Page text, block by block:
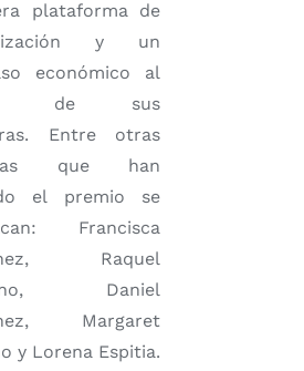
plataforma de
y un
económico al
de sus
Entre otras
que han
el premio se
Francisca
Raquel
Daniel
Margaret
y Lorena Espitia.